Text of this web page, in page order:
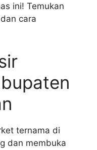
ini! Temukan
cara
ternama di
dan membuka